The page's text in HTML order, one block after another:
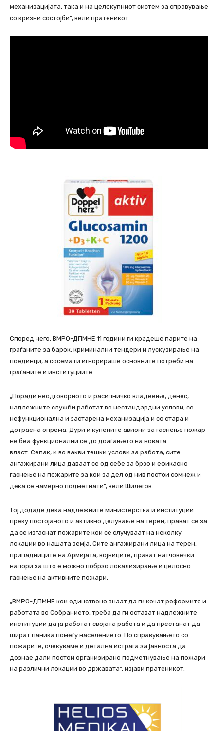
механизацијата, така и на целокупниот систем за справување
со кризни состојби“, вели пратеникот.
Според него, ВМРО-ДПМНЕ 11 години ги крадеше парите на
граѓаните за барок, криминални тендери и лускузирање на
поединци, а сосема ги игнорираше основните потреби на
граѓаните и институциите.
„Поради неодговорното и расипничко владеење, денес,
надлежните служби работат во нестандардни услови, со
нефункционална и застарена механизација и со стара и
дотраена опрема. Дури и купените авиони за гаснење пожар
не беа функционални се до доаѓањето на новата
власт. Сепак, и во вакви тешки услови за работа, сите
ангажирани лица даваат се од себе за брзо и ефикасно
гаснење на пожарите за кои за дел од нив постои сомнеж и
дека се намерно подметнати“, вели Шилегов.
Тој додаде дека надлежните министерства и институции
преку постојаното и активно делување на терен, прават се за
да се изгаснат пожарите кои се случуваат на неколку
локации во нашата земја. Сите ангажирани лица на терен,
припадниците на Армијата, војниците, прават натчовечки
напори за што е можно побрзо локализирање и целосно
гаснење на активните пожари.
„ВМРО-ДПМНЕ кои единствено знаат да ги кочат реформите и
работата во Собранието, треба да ги остават надлежните
институции да ја работат својата работа и да престанат да
шират паника помеѓу населението. По справувањето со
пожарите, очекуваме и детална истрага за јавноста да
дознае дали постои организирано подметнување на пожари
на различни локации во државата“, изјави пратеникот.